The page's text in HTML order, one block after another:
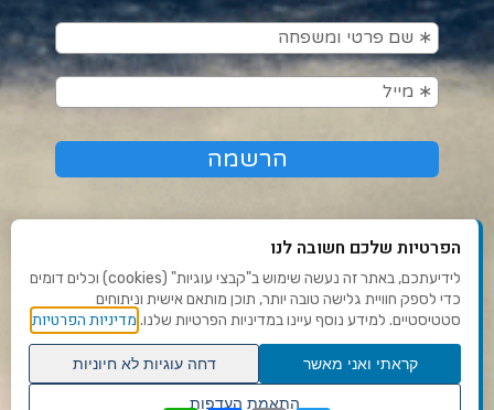
תנאי שימוש ומדיניות פרטיות
פנו אלינו
הצהרת נגישות
הפרטיות שלכם חשובה לנו
לידיעתכם, באתר זה נעשה שימוש ב"קבצי עוגיות" (cookies) וכלים דומים
כדי לספק חוויית גלישה טובה יותר, תוכן מותאם אישית וניתוחים
סטטיסטיים. למידע נוסף עיינו במדיניות הפרטיות שלנו. מדיניות הפרטיות
קראתי ואני מאשר
דחה עוגיות לא חיוניות
התאמת העדפות